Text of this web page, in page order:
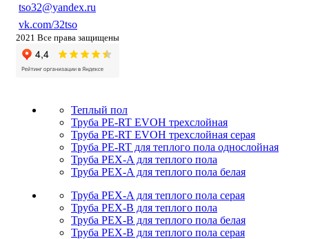
tso32@yandex.ru
vk.com/32tso
2021 Все права защищены
Теплый пол
Труба PE-RT EVOH трехслойная
Труба PE-RT EVOH трехслойная серая
Труба PE-RT для теплого пола однослойная
Труба PEX-A для теплого пола
Труба PEX-A для теплого пола белая
Труба PEX-A для теплого пола серая
Труба PEX-B для теплого пола
Труба PEX-B для теплого пола белая
Труба PEX-B для теплого пола серая